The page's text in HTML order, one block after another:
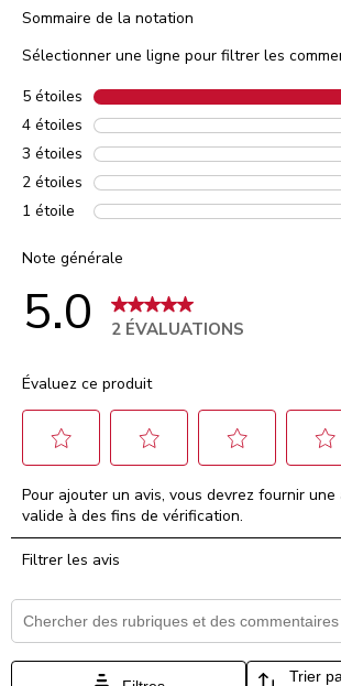
Sommaire de la notation
Sélectionner une ligne pour filtrer les
5 étoiles étoiles
4 étoiles étoiles
3 étoiles étoiles
2 étoiles étoiles
1 étoile étoiles
Note générale
5.0 2 ÉVALUATIONS
Évaluez ce produit
pour
évaluer
l'article
à
Cette
pour
évaluer
l'article
à
Cette
ouvrira
pour
évaluer
l'article
Cette
pour
Cette
ouvrira
Pour ajouter un avis, vous devrez fournir
valide à des fins de vérification.
Filtrer les avis
Zone de recherche de sujet et d'avis
Trier